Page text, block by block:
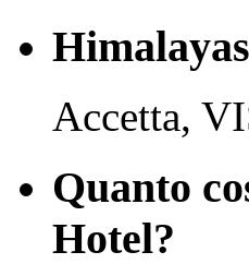
Accetta,
Quanto
Hotel?